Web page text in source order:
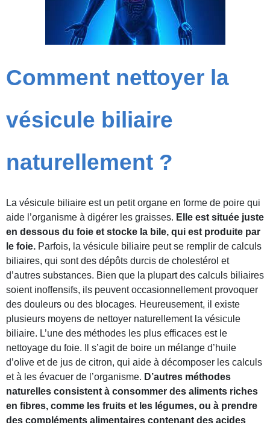
Comment nettoyer la
vésicule biliaire
naturellement ?
La vésicule biliaire est un petit organe en forme de poire qui
aide l’organisme à digérer les graisses. Elle est située juste
en dessous du foie et stocke la bile, qui est produite par
le foie. Parfois, la vésicule biliaire peut se remplir de calculs
biliaires, qui sont des dépôts durcis de cholestérol et
d’autres substances. Bien que la plupart des calculs biliaires
soient inoffensifs, ils peuvent occasionnellement provoquer
des douleurs ou des blocages. Heureusement, il existe
plusieurs moyens de nettoyer naturellement la vésicule
biliaire. L’une des méthodes les plus efficaces est le
nettoyage du foie. Il s’agit de boire un mélange d’huile
d’olive et de jus de citron, qui aide à décomposer les calculs
et à les évacuer de l’organisme. D’autres méthodes
naturelles consistent à consommer des aliments riches
en fibres, comme les fruits et les légumes, ou à prendre
des compléments alimentaires contenant des acides